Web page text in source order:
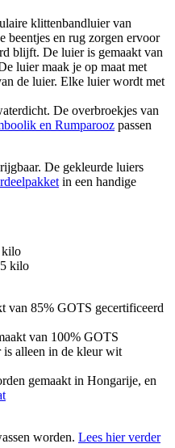
klittenbandluier van
beentjes en rug zorgen ervoor
blijft. De luier is gemaakt van
luier maak je op maat met
de luier. Elke luier wordt met
De overbroekjes van
en Rumparooz passen
De gekleurde luiers
in een handige
kilo
kilo
van 85% GOTS gecertificeerd
van 100% GOTS
is alleen in de kleur wit
gemaakt in Hongarije, en
worden. Lees hier verder